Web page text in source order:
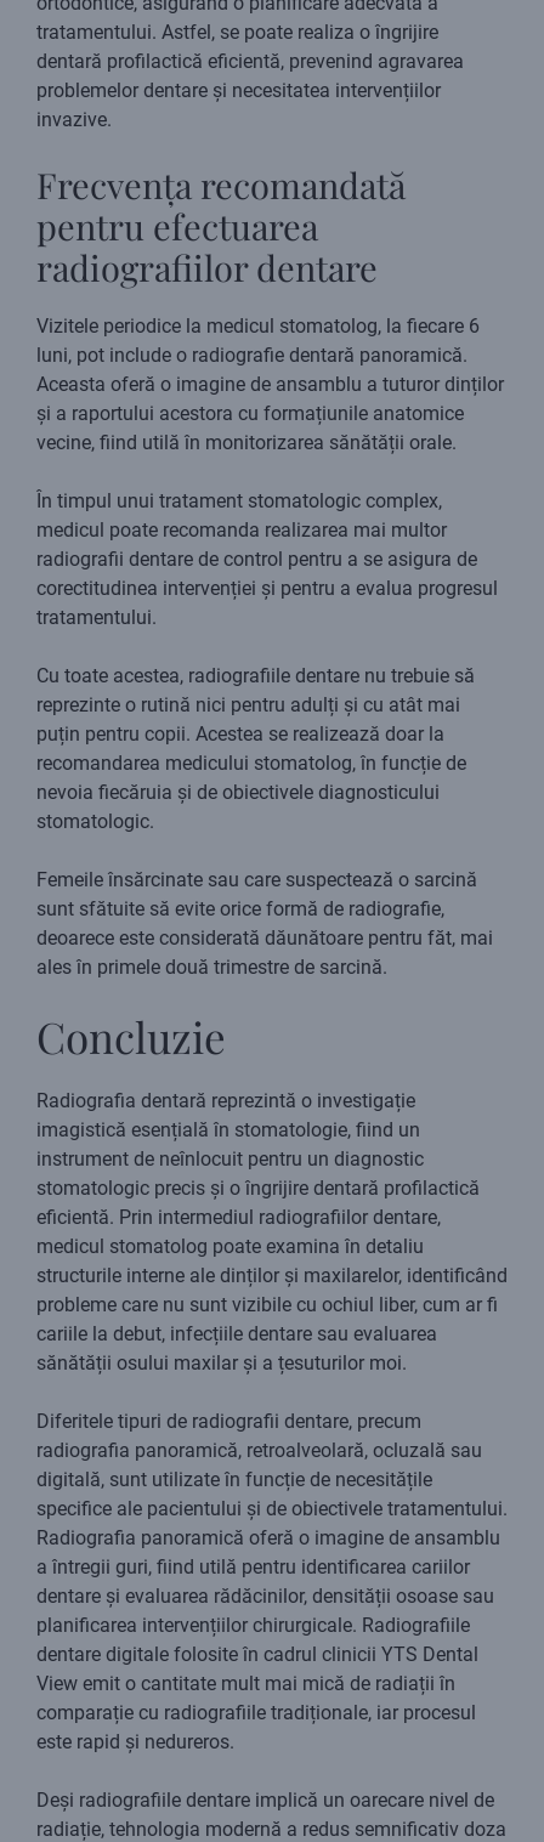
tratamentului. Astfel, se poate realiza o îngrijire
dentară profilactică eficientă, prevenind agravarea
problemelor dentare și necesitatea intervențiilor
invazive.
Frecvența recomandată
pentru efectuarea
radiografiilor dentare
Vizitele periodice la medicul stomatolog, la fiecare 6
luni, pot include o radiografie dentară panoramică.
Aceasta oferă o imagine de ansamblu a tuturor dinților
și a raportului acestora cu formațiunile anatomice
vecine, fiind utilă în monitorizarea sănătății orale.
În timpul unui tratament stomatologic complex,
medicul poate recomanda realizarea mai multor
radiografii dentare de control pentru a se asigura de
corectitudinea intervenției și pentru a evalua progresul
tratamentului.
Cu toate acestea, radiografiile dentare nu trebuie să
reprezinte o rutină nici pentru adulți și cu atât mai
puțin pentru copii. Acestea se realizează doar la
recomandarea medicului stomatolog, în funcție de
nevoia fiecăruia și de obiectivele diagnosticului
stomatologic.
Femeile însărcinate sau care suspectează o sarcină
sunt sfătuite să evite orice formă de radiografie,
deoarece este considerată dăunătoare pentru făt, mai
ales în primele două trimestre de sarcină.
Concluzie
Radiografia dentară reprezintă o investigație
imagistică esențială în stomatologie, fiind un
instrument de neînlocuit pentru un diagnostic
stomatologic precis și o îngrijire dentară profilactică
eficientă. Prin intermediul radiografiilor dentare,
medicul stomatolog poate examina în detaliu
structurile interne ale dinților și maxilarelor, identificând
probleme care nu sunt vizibile cu ochiul liber, cum ar fi
cariile la debut, infecțiile dentare sau evaluarea
sănătății osului maxilar și a țesuturilor moi.
Diferitele tipuri de radiografii dentare, precum
radiografia panoramică, retroalveolară, ocluzală sau
digitală, sunt utilizate în funcție de necesitățile
specifice ale pacientului și de obiectivele tratamentului.
Radiografia panoramică oferă o imagine de ansamblu
a întregii guri, fiind utilă pentru identificarea cariilor
dentare și evaluarea rădăcinilor, densității osoase sau
planificarea intervențiilor chirurgicale. Radiografiile
dentare digitale folosite în cadrul clinicii YTS Dental
View emit o cantitate mult mai mică de radiații în
comparație cu radiografiile tradiționale, iar procesul
este rapid și nedureros.
Deși radiografiile dentare implică un oarecare nivel de
radiație, tehnologia modernă a redus semnificativ doza